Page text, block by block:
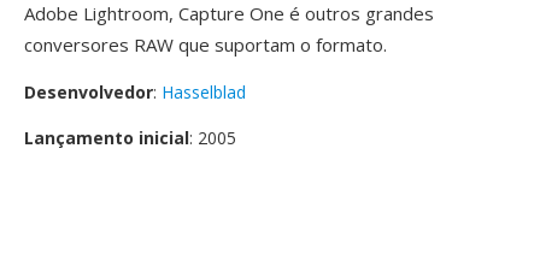
Adobe Lightroom, Capture One é outros grandes
conversores RAW que suportam o formato.
Desenvolvedor: Hasselblad
Lançamento inicial: 2005